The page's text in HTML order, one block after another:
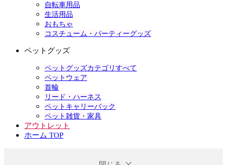
自転車用品
生活用品
おもちゃ
コスチューム・パーティーグッズ
ペットグッズ
ペットグッズカテゴリすべて
ペットウェア
首輪
リード・ハーネス
ペットキャリーバック
ペット雑貨・家具
アウトレット
ホーム TOP